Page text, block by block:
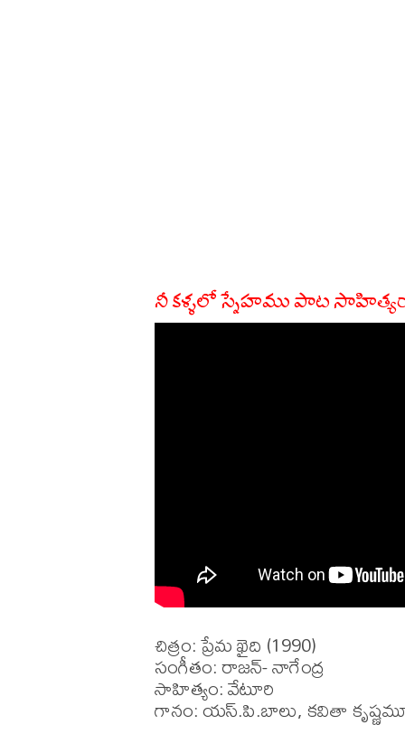
నీ కళ్ళలో స్నేహము పాట
చిత్రం: ప్రేమ ఖైది (1990)
సంగీతం: రాజన్- నాగేంద్ర
సాహిత్యం: వేటూరి
గానం: యస్.పి.బాలు, కవితా